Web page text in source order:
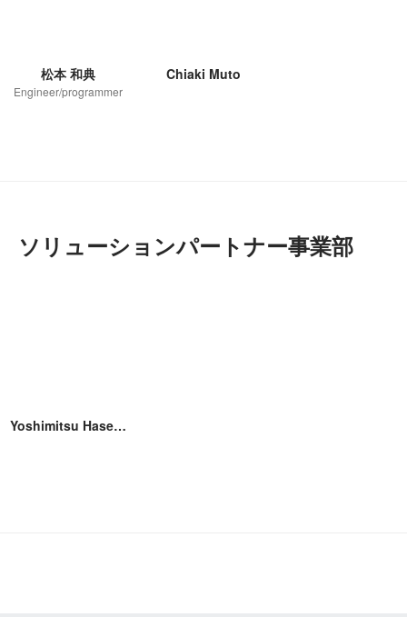
松本 和典
Engineer/programmer
Chiaki Muto
ソリューションパートナー事業部
Yoshimitsu Hasegawa